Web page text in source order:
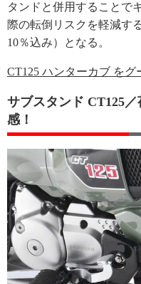
タンドと併用することで
際の転倒リスクを軽減す
10％込み）となる。
CT125 ハンターカブ をグ
サブスタンド CT125
感！